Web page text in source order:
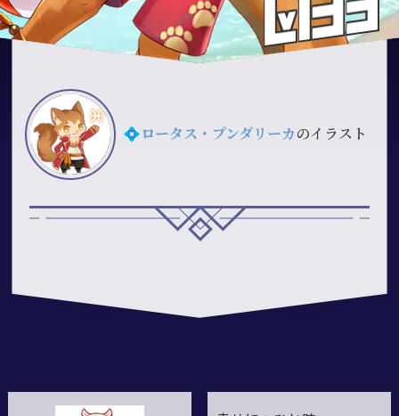
💠ロータス・プンダリーカ のイラスト